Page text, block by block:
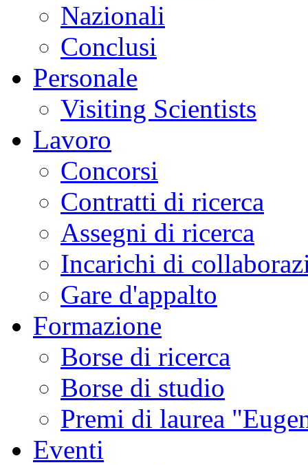
Nazionali
Conclusi
Personale
Visiting Scientists
Lavoro
Concorsi
Contratti di ricerca
Assegni di ricerca
Incarichi di
Gare d'appalto
Formazione
Borse di ricerca
Borse di studio
Premi di laurea
Eventi